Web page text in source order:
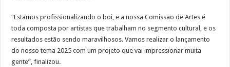
“Estamos profissionalizando o boi, e a nossa Comissão de Artes é
toda composta por artistas que trabalham no segmento cultural, e os
resultados estão sendo maravilhosos. Vamos realizar o lançamento
do nosso tema 2025 com um projeto que vai impressionar muita
gente”, finalizou.